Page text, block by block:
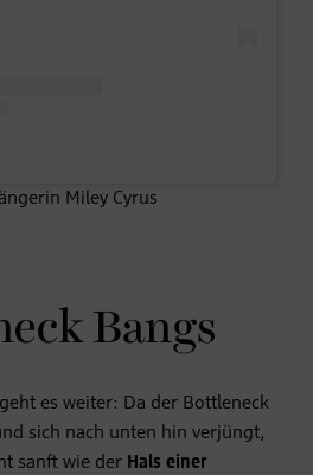
Miley Cyrus
Bangs
geht es weiter: Da der Bottleneck
sich nach unten hin verjüngt,
sanft wie der Hals einer